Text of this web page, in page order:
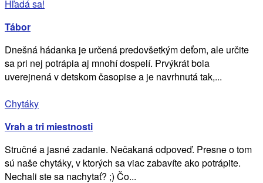
Hľadá sa!
Tábor
Dnešná hádanka je určená predovšetkým deťom, ale určite
sa pri nej potrápia aj mnohí dospelí. Prvýkrát bola
uverejnená v detskom časopise a je navrhnutá tak,...
Chytáky
Vrah a tri miestnosti
Stručné a jasné zadanie. Nečakaná odpoveď. Presne o tom
sú naše chytáky, v ktorých sa viac zabavíte ako potrápite.
Nechali ste sa nachytať? ;) Čo...